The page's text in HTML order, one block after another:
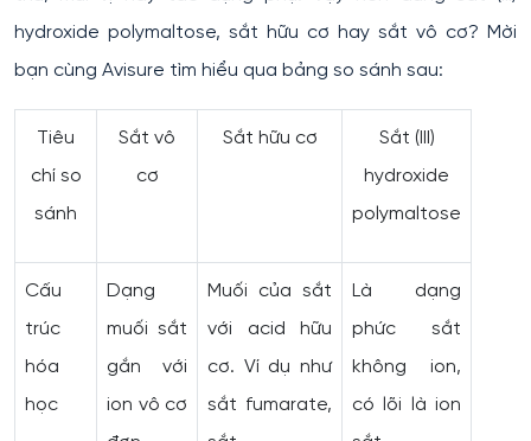
hydroxide polymaltose, sắt hữu cơ hay sắt vô cơ? Mời
bạn cùng Avisure tìm hiểu qua bảng so sánh sau:
Tiêu
chí so
sánh
Sắt vô
cơ
Sắt hữu cơ
Sắt (III)
hydroxide
polymaltose
Cấu
trúc
hóa
học
Dạng
muối sắt
gắn với
ion vô cơ
Muối của sắt
với acid hữu
cơ. Ví dụ như
sắt fumarate,
Là dạng
phức sắt
không ion,
có lõi là ion